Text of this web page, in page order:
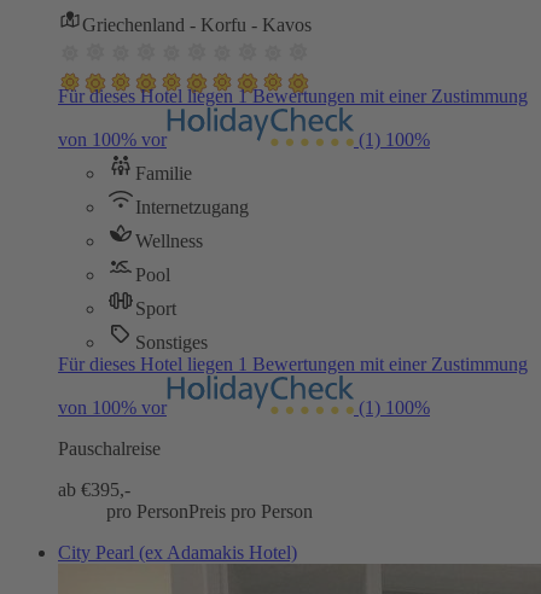
Griechenland - Korfu - Kavos
Für dieses Hotel liegen 1 Bewertungen mit einer Zustimmung
von 100% vor (1) 100%
Familie
Internetzugang
Wellness
Pool
Sport
Sonstiges
Für dieses Hotel liegen 1 Bewertungen mit einer Zustimmung
von 100% vor (1) 100%
Pauschalreise
ab €395,-
pro PersonPreis pro Person
City Pearl (ex Adamakis Hotel)